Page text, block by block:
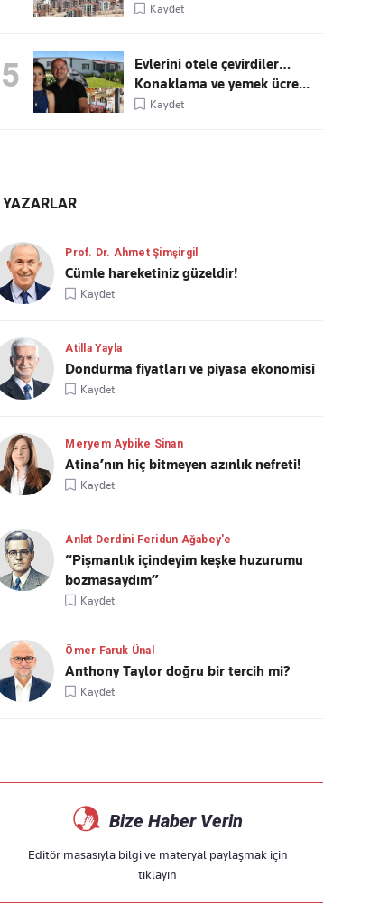
Kaydet
5
Evlerini otele çevirdiler…
Konaklama ve yemek ücre...
Kaydet
YAZARLAR
Prof. Dr. Ahmet Şimşirgil
Cümle hareketiniz güzeldir!
Kaydet
Atilla Yayla
Dondurma fiyatları ve piyasa ekonomisi
Kaydet
Meryem Aybike Sinan
Atina’nın hiç bitmeyen azınlık nefreti!
Kaydet
Anlat Derdini Feridun Ağabey'e
“Pişmanlık içindeyim keşke huzurumu
bozmasaydım”
Kaydet
Ömer Faruk Ünal
Anthony Taylor doğru bir tercih mi?
Kaydet
Bize Haber Verin
Editör masasıyla bilgi ve materyal paylaşmak için
tıklayın